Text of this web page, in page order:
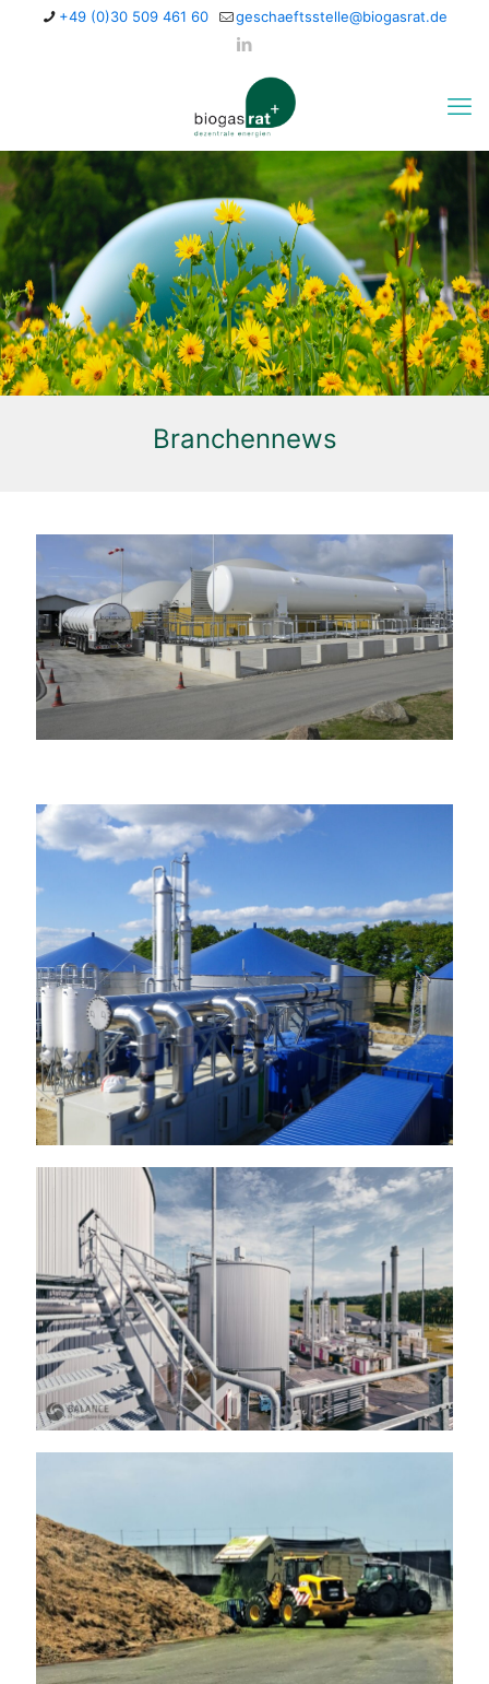
+49 (0)30 509 461 60 geschaeftsstelle@biogasrat.de
Branchennews